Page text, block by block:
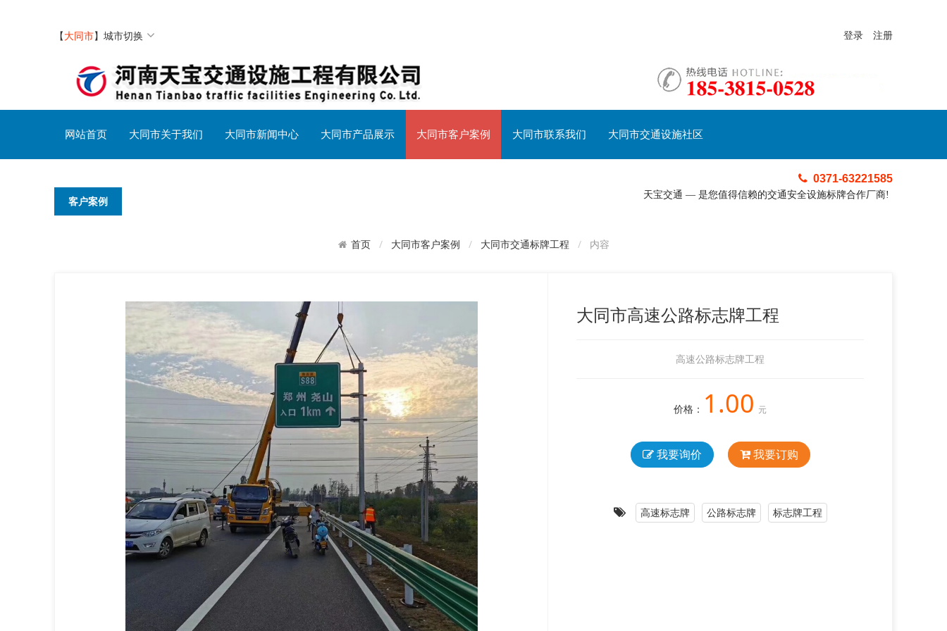
【大同市】 城市切换 登录 注册
网站首页 大同市关于我们 大同市新闻中心 大同市产品展示 大同市客户案例 大同市联系我们 大同市交通设施社区
客户案例
0371-63221585
天宝交通 — 是您值得信赖的交通安全设施标牌合作厂商!
首页 大同市客户案例 大同市交通标牌工程 内容
大同市高速公路标志牌工程
高速公路标志牌工程
价格： 1.00 元
我要询价 我要订购
高速标志牌 公路标志牌 标志牌工程